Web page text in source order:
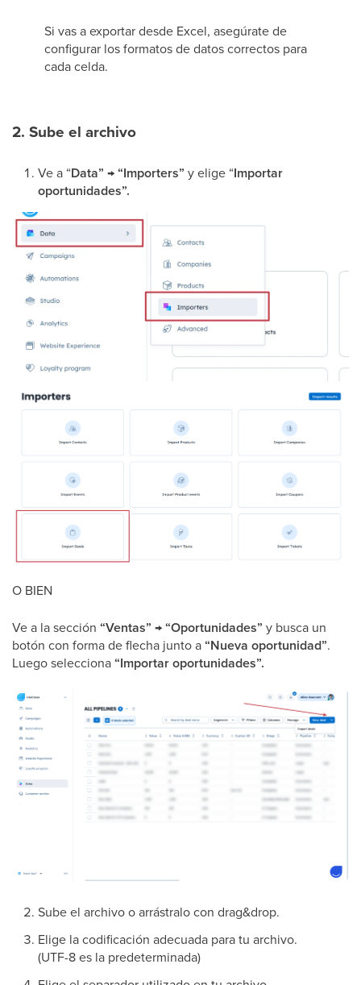
Si vas a exportar desde Excel, asegúrate de
configurar los formatos de datos correctos para
cada celda.
2. Sube el archivo
Ve a “Data” → “Importers” y elige “Importar
oportunidades”.
O BIEN
Ve a la sección “Ventas” → “Oportunidades” y busca un
botón con forma de flecha junto a“Nueva oportunidad”.
Luego selecciona“Importar oportunidades”.
Sube el archivo o arrástralo con drag&drop.
Elige la codificación adecuada para tu archivo.
(UTF-8 es la predeterminada)